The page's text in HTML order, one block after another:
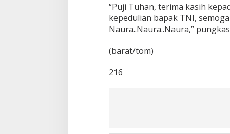
“Puji Tuhan, terima kasih
kepedulian bapak TNI,
Naura..Naura..Naura,”
(barat/tom)
216